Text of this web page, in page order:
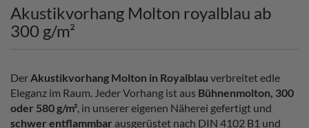
Akustikvorhang Molton royalblau ab
300 g/m²
DerAkustikvorhang Molton in Royalblau verbreitet edle
Eleganz im Raum. Jeder Vorhang ist aus Bühnenmolton, 300
oder 580 g/m², in unserer eigenen Näherei gefertigt und
schwer entflammbar ausgerüstet nach DIN 4102 B1 und